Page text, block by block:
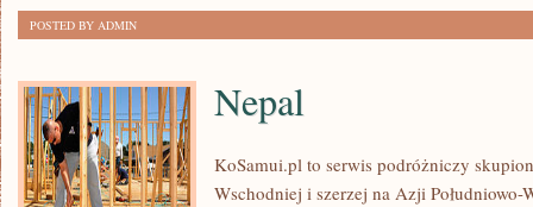
POSTED BY ADMIN
Nepal
KoSamui.pl to serwis podróżniczy
Wschodniej i szerzej na Azji Południowo-